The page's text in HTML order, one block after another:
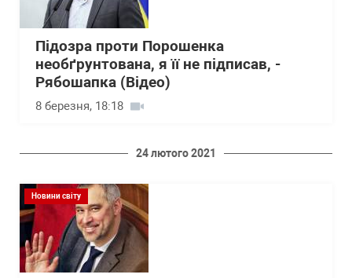
Підозра проти Порошенка
необґрунтована, я її не підписав, -
Рябошапка (Відео)
8 березня, 18:18
24 лютого 2021
Новини світу